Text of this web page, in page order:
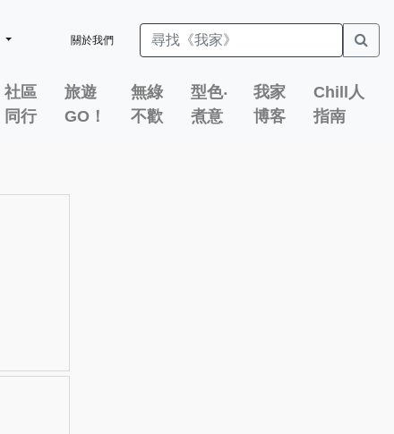
關於我們
社區
同行
旅遊
GO！
無綠
不歡
型色‧
煮意
我家
博客
Chill人
指南